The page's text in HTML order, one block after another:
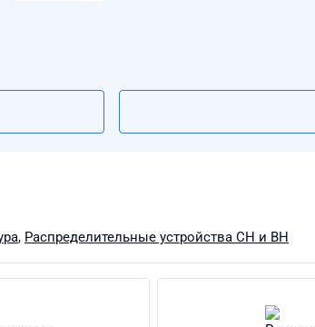
, Распределительные устройства СН и ВН